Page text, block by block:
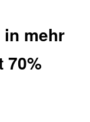
in mehr
70%